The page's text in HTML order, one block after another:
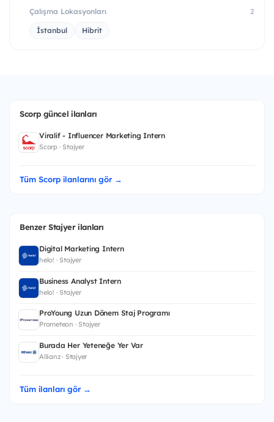
Çalışma Lokasyonları 2
İstanbul Hibrit
Scorp güncel ilanları
Viralif - Influencer Marketing Intern
Scorp · Stajyer
Tüm Scorp ilanlarını gör →
Benzer Stajyer ilanları
Digital Marketing Intern
helo! · Stajyer
Business Analyst Intern
helo! · Stajyer
ProYoung Uzun Dönem Staj Programı
Prometeon · Stajyer
Burada Her Yeteneğe Yer Var
Allianz · Stajyer
Tüm ilanları gör →